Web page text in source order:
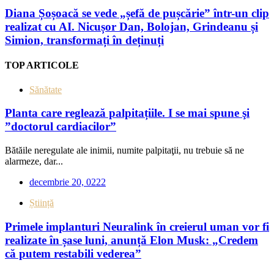
Diana Șoșoacă se vede „șefă de pușcărie” într-un clip
realizat cu AI. Nicușor Dan, Bolojan, Grindeanu și
Simion, transformați în deținuți
TOP ARTICOLE
Sănătate
Planta care reglează palpitațiile. I se mai spune şi
”doctorul cardiacilor”
Bătăile neregulate ale inimii, numite palpitaţii, nu trebuie să ne
alarmeze, dar...
decembrie 20, 0222
Știință
Primele implanturi Neuralink în creierul uman vor fi
realizate în șase luni, anunță Elon Musk: „Credem
că putem restabili vederea”